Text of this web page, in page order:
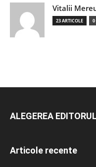
Vitalii
23 ARTICOLE 0
ALEGEREA
Articole recente